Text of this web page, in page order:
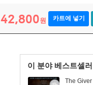
42,800원 카트에 넣기
이 분야 베스트셀러
The